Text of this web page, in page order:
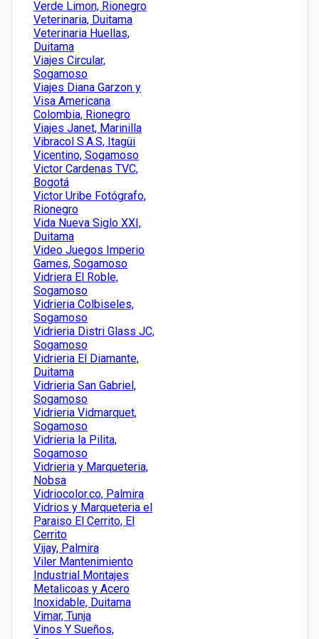
Verde Limon, Rionegro
Veterinaria, Duitama
Veterinaria Huellas,
Duitama
Viajes Circular,
Sogamoso
Viajes Diana Garzon y
Visa Americana
Colombia, Rionegro
Viajes Janet, Marinilla
Vibracol S.A.S, Itagüi
Vicentino, Sogamoso
Victor Cardenas TVC,
Bogotá
Victor Uribe Fotógrafo,
Rionegro
Vida Nueva Siglo XXI,
Duitama
Video Juegos Imperio
Games, Sogamoso
Vidriera El Roble,
Sogamoso
Vidrieria Colbiseles,
Sogamoso
Vidrieria Distri Glass JC,
Sogamoso
Vidrieria El Diamante,
Duitama
Vidrieria San Gabriel,
Sogamoso
Vidrieria Vidmarquet,
Sogamoso
Vidrieria la Pilita,
Sogamoso
Vidrieria y Marqueteria,
Nobsa
Vidriocolor.co, Palmira
Vidrios y Marqueteria el
Paraiso El Cerrito, El
Cerrito
Vijay, Palmira
Viler Mantenimiento
Industrial Montajes
Metalicoas y Acero
Inoxidable, Duitama
Vimar, Tunja
Vinos Y Sueños,